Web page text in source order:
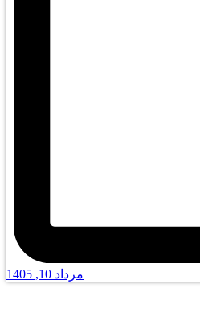
مرداد 10, 1405